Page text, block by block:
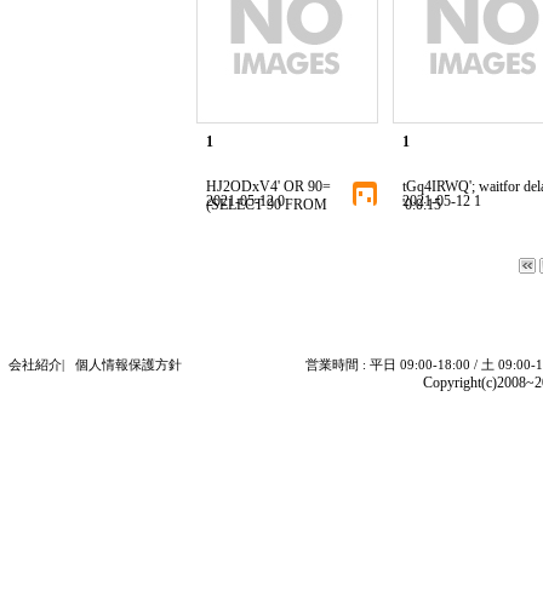
1
HJ2ODxV4' OR 90=
(SELECT 90 FROM
2021-05-12 0
1
tGq4IRWQ'; waitfor
'0:0:15
2021-05-12 1
会社紹介| 個人情報保護方針 営業時間 : 平日 09:00-18:00 / 土